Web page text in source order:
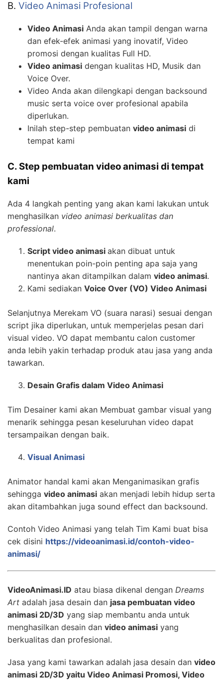
B. Video Animasi Profesional
Video Animasi Anda akan tampil dengan warna
dan efek-efek animasi yang inovatif, Video
promosi dengan kualitas Full HD.
Video animasi dengan kualitas HD, Musik dan
Voice Over.
Video Anda akan dilengkapi dengan backsound
music serta voice over profesional apabila
diperlukan.
Inilah step-step pembuatan video animasi di
tempat kami
C. Step pembuatan video animasi di tempat
kami
Ada 4 langkah penting yang akan kami lakukan untuk
menghasilkan video animasi berkualitas dan
professional.
Script video animasi akan dibuat untuk
menentukan poin-poin penting apa saja yang
nantinya akan ditampilkan dalam video animasi.
Kami sediakan Voice Over (VO) Video Animasi
Selanjutnya Merekam VO (suara narasi) sesuai dengan
script jika diperlukan, untuk memperjelas pesan dari
visual video. VO dapat membantu calon customer
anda lebih yakin terhadap produk atau jasa yang anda
tawarkan.
Desain Grafis dalam Video Animasi
Tim Desainer kami akan Membuat gambar visual yang
menarik sehingga pesan keseluruhan video dapat
tersampaikan dengan baik.
Visual Animasi
Animator handal kami akan Menganimasikan grafis
sehingga video animasi akan menjadi lebih hidup serta
akan ditambahkan juga sound effect dan backsound.
Contoh Video Animasi yang telah Tim Kami buat bisa
cek disini https://videoanimasi.id/contoh-video-
animasi/
VideoAnimasi.ID atau biasa dikenal dengan Dreams
Art adalah jasa desain dan jasa pembuatan video
animasi 2D/3D yang siap membantu anda untuk
menghasilkan desain dan video animasi yang
berkualitas dan profesional.
Jasa yang kami tawarkan adalah jasa desain dan video
animasi 2D/3D yaitu Video Animasi Promosi, Video